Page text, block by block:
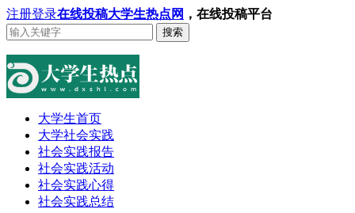
注册登录在线投稿大学生热点网 ，在线投稿平台
搜索
大学生首页
大学社会实践
社会实践报告
社会实践活动
社会实践心得
社会实践总结